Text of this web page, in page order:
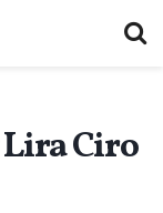
Lira Ciro